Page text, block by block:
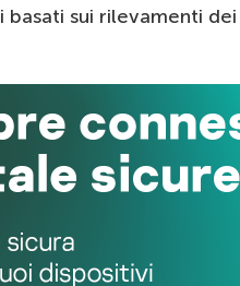
basati sui rilevamenti